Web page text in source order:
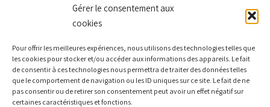
Gérer le consentement aux
cookies
Pour offrir les meilleures expériences, nous utilisons des technologies telles que
les cookies pour stocker et/ou accéder aux informations des appareils. Le fait
de consentir à ces technologies nous permettra de traiter des données telles
que le comportement de navigation ou les ID uniques sur ce site. Le fait de ne
pas consentir ou de retirer son consentement peut avoir un effet négatif sur
certaines caractéristiques et fonctions.
Co-construire le Programme
RESTONS EN CONTACT